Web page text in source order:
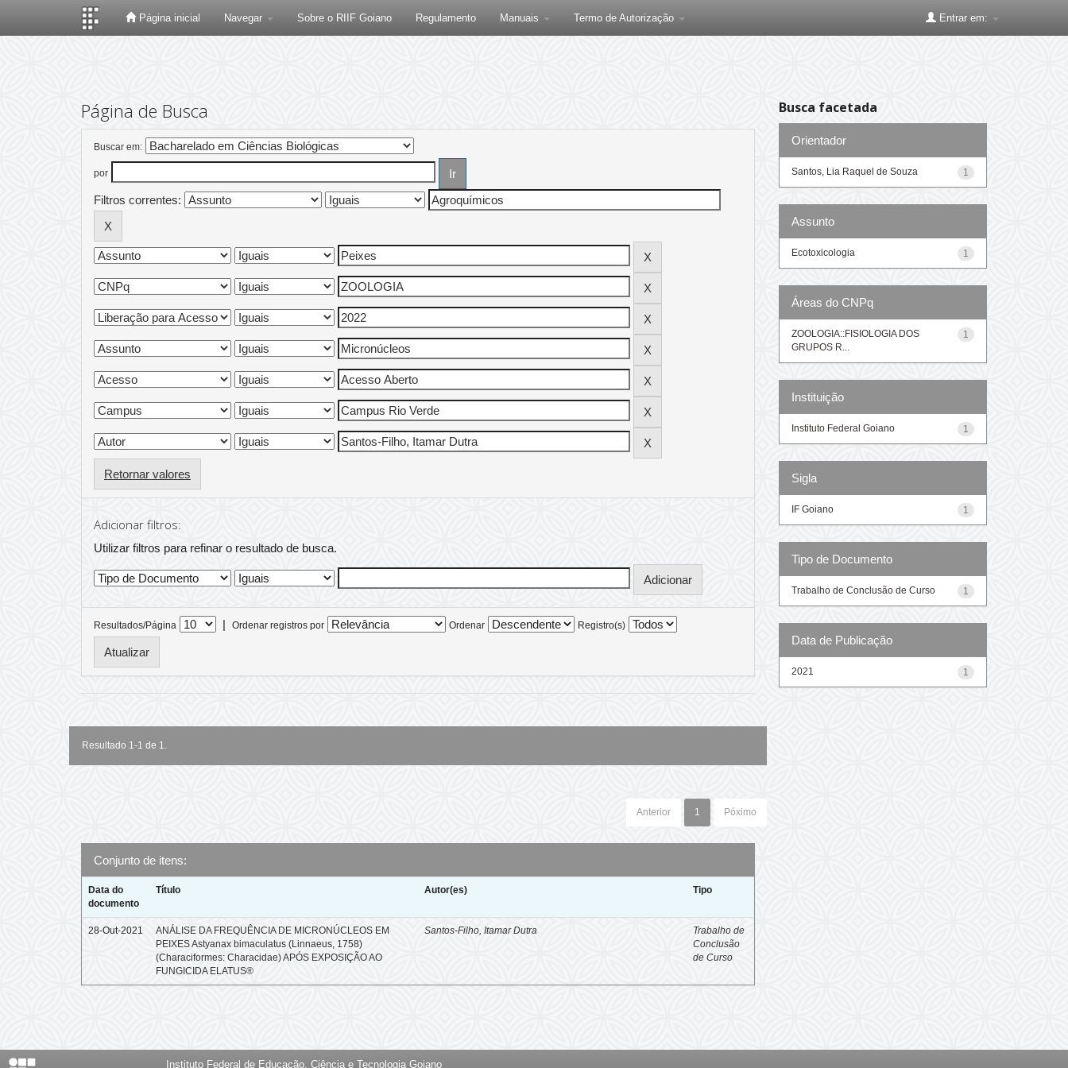
Página inicial Navegar Sobre o RIIF Goiano Regulamento Manuais Termo de Autorização Entrar em:
Página de Busca
Buscar em:
por
Filtros correntes:
Retornar valores
Adicionar filtros:
Utilizar filtros para refinar o resultado de busca.
Resultados/Página | Ordenar registros por Ordenar Registro(s)
Resultado 1-1 de 1.
Anterior 1 Póximo
Conjunto de itens:
Data do
documento
Título Autor(es) Tipo
28-Out-2021
ANÁLISE DA FREQUÊNCIA DE MICRONÚCLEOS EM
PEIXES Astyanax bimaculatus (Linnaeus, 1758)
(Characiformes: Characidae) APÓS EXPOSIÇÃO AO
FUNGICIDA ELATUS®
Santos-Filho, Itamar Dutra
Trabalho de
Conclusão
de Curso
Busca facetada
Orientador
1
Santos, Lia Raquel de Souza
Assunto
1
Ecotoxicologia
Áreas do CNPq
1
ZOOLOGIA::FISIOLOGIA DOS
GRUPOS R...
Instituição
1
Instituto Federal Goiano
Sigla
1
IF Goiano
Tipo de Documento
1
Trabalho de Conclusão de Curso
Data de Publicação
1
2021
Instituto Federal de Educação, Ciência e Tecnologia Goiano